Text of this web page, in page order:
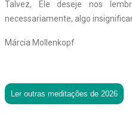
Talvez, Ele deseje nos
necessariamente, algo
Márcia Mollenkopf
Ler outras meditações de 2026